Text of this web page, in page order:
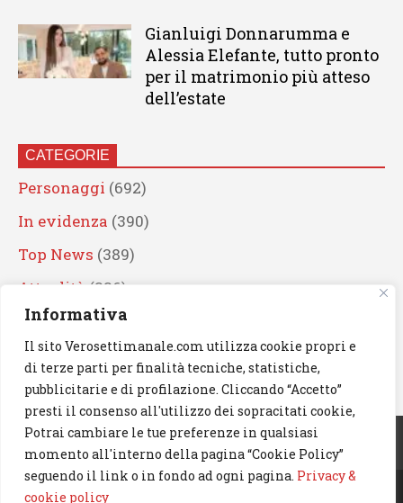
Informativa
Il sito Verosettimanale.com utilizza cookie propri e
di terze parti per finalità tecniche, statistiche,
pubblicitarie e di profilazione. Cliccando “Accetto”
presti il consenso all'utilizzo dei sopracitati cookie,
Potrai cambiare le tue preferenze in qualsiasi
momento all'interno della pagina “Cookie Policy”
seguendo il link o in fondo ad ogni pagina. Privacy &
cookie policy
Gianluigi Donnarumma e
Alessia Elefante, tutto pronto
per il matrimonio più atteso
dell’estate
CATEGORIE
Personaggi (692)
In evidenza (390)
Top News (389)
Attualità (336)
Eventi(330)
Artisti (241)
News(239)
Cerca